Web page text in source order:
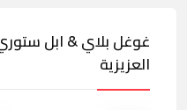
العزيزية